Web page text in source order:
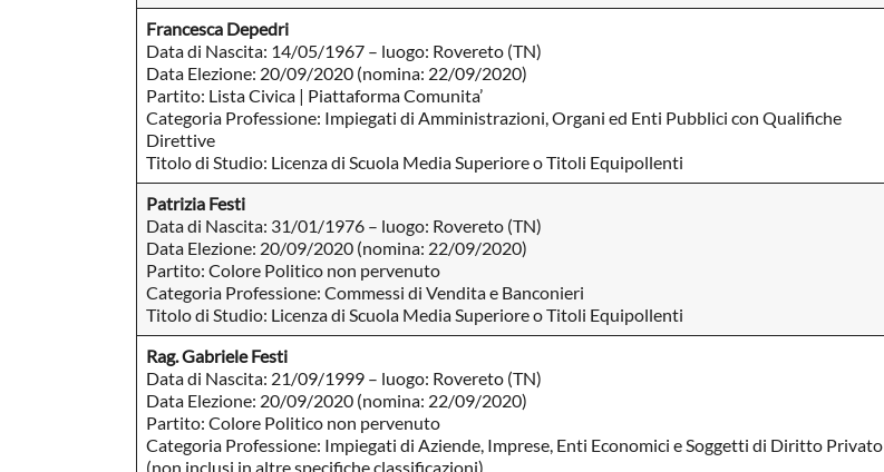
Francesca Depedri
Data di Nascita: 14/05/1967 – luogo: Rovereto (TN)
Data Elezione: 20/09/2020 (nomina: 22/09/2020)
Partito: Lista Civica | Piattaforma Comunita’
Categoria Professione: Impiegati di Amministrazioni, Organi ed Enti Pubblici con Qualifiche
Direttive
Titolo di Studio: Licenza di Scuola Media Superiore o Titoli Equipollenti
Patrizia Festi
Data di Nascita: 31/01/1976 – luogo: Rovereto (TN)
Data Elezione: 20/09/2020 (nomina: 22/09/2020)
Partito: Colore Politico non pervenuto
Categoria Professione: Commessi di Vendita e Banconieri
Titolo di Studio: Licenza di Scuola Media Superiore o Titoli Equipollenti
Rag. Gabriele Festi
Data di Nascita: 21/09/1999 – luogo: Rovereto (TN)
Data Elezione: 20/09/2020 (nomina: 22/09/2020)
Partito: Colore Politico non pervenuto
Categoria Professione: Impiegati di Aziende, Imprese, Enti Economici e Soggetti di Diritto Privato
(non inclusi in altre specifiche classificazioni)